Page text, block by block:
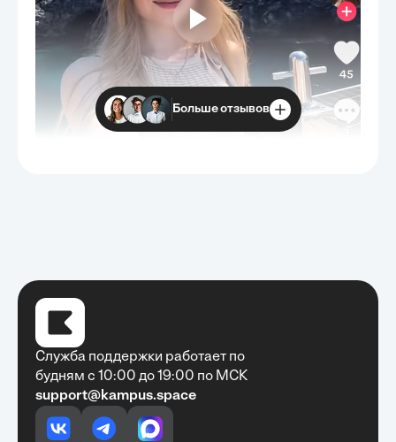
Очень быстро, недорого, качественно,
доступно
Алексей Антонов•27 мая, 2025
Больше отзывов
Служба поддержки работает по
будням с 10:00 до 19:00 по МСК
support@kampus.space